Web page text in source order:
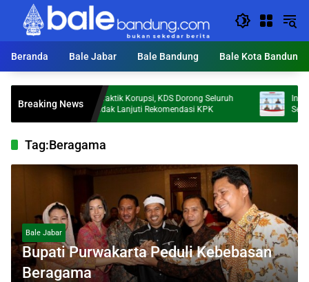
Langsung
konten
Beranda
Bale Jabar Bale Bandung Bale Kota Bandung
Breaking News
Cegah Praktik Korupsi, KDS Dorong Seluruh
OPD Tindak Lanjuti Rekomendasi KPK
Investor
Sebut
Tag:Beragama
Bale Jabar
Bupati Purwakarta Peduli Kebebasan
Beragama